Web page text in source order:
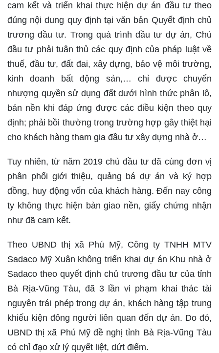
cam kết và triển khai thực hiện dự án đầu tư theo
đúng nội dung quy định tại văn bản Quyết định chủ
trương đầu tư. Trong quá trình đầu tư dự án, Chủ
đầu tư phải tuân thủ các quy định của pháp luật về
thuế, đầu tư, đất đai, xây dựng, bảo vệ môi trường,
kinh doanh bất động sản,… chỉ được chuyển
nhượng quyền sử dụng đất dưới hình thức phân lô,
bán nền khi đáp ứng được các điều kiện theo quy
định; phải bồi thường trong trường hợp gây thiệt hại
cho khách hàng tham gia đầu tư xây dựng nhà ở…
Tuy nhiên, từ năm 2019 chủ đầu tư đã cùng đơn vị
phân phối giới thiệu, quảng bá dự án và ký hợp
đồng, huy động vốn của khách hàng. Đến nay công
ty không thực hiện bàn giao nền, giấy chứng nhận
như đã cam kết.
Theo UBND thị xã Phú Mỹ, Công ty TNHH MTV
Sadaco Mỹ Xuân không triển khai dự án Khu nhà ở
Sadaco theo quyết định chủ trương đầu tư của tỉnh
Bà Rịa-Vũng Tàu, đã 3 lần vi phạm khai thác tài
nguyên trái phép trong dự án, khách hàng tập trung
khiếu kiện đông người liên quan đến dự án. Do đó,
UBND thị xã Phú Mỹ đề nghị tỉnh Bà Rịa-Vũng Tàu
có chỉ đạo xử lý quyết liệt, dứt điểm.